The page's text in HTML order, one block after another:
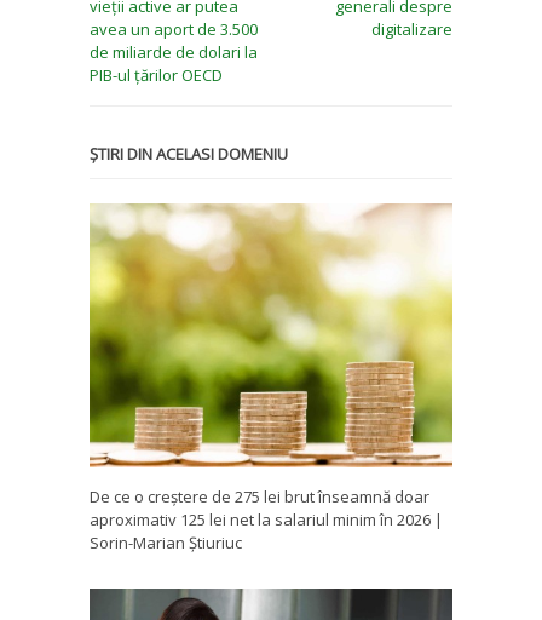
vieții active ar putea
avea un aport de 3.500
de miliarde de dolari la
PIB-ul țărilor OECD
generali despre
digitalizare
ȘTIRI DIN ACELASI DOMENIU
De ce o creștere de 275 lei brut înseamnă doar
aproximativ 125 lei net la salariul minim în 2026 |
Sorin-Marian Știuriuc